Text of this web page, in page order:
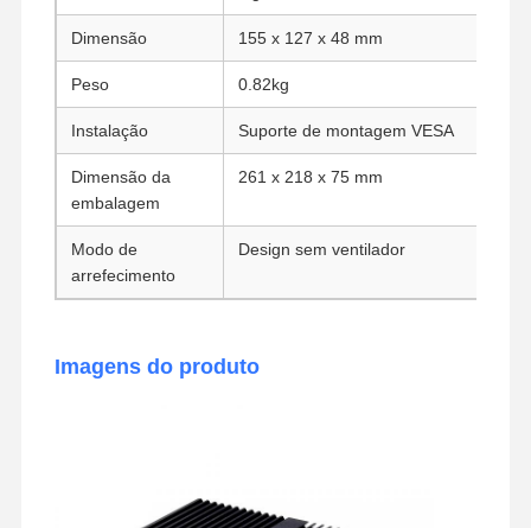
Placa-mãe industrial
Firewall da placa-mãe
Dimensão 155 x 127 x 48 mm
Peso 0.82kg
Instalação Suporte de montagem VESA
Dimensão da
embalagem
261 x 218 x 75 mm
Modo de
arrefecimento
Design sem ventilador
Imagens do produto